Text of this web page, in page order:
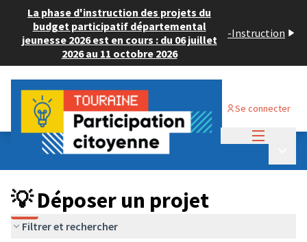
La phase d'instruction des projets du
budget participatif départemental
jeunesse 2026 est en cours : du 06 juillet
2026 au 11 octobre 2026
-Instruction
Se connecter
Budget Participatif ADULTE 2024
💡 Déposer un projet
💡 Déposer un projet
Filtrer et rechercher